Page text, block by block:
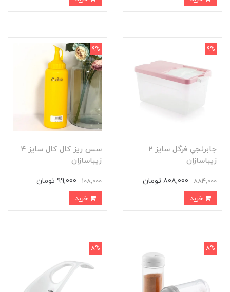
جابرنجي فرگل سایز 2
زیباسازان
884,000 808,000 تومان
9%
سس ریز کال کال سایز 4
زیباسازان
108,000 99,000 تومان
9%
8%
8%